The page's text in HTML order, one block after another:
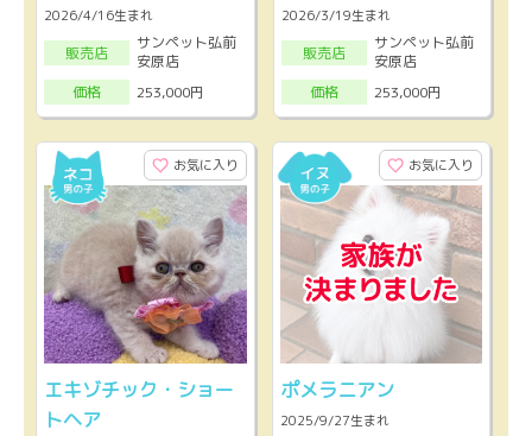
2026/4/16生まれ
販売店
サンペット弘前
安原店
価格
253,000円
2026/3/19生まれ
販売店
サンペット弘前
安原店
価格
253,000円
お気に入り
エキゾチック・ショー
トヘア
お気に入り
ポメラニアン
2025/9/27生まれ